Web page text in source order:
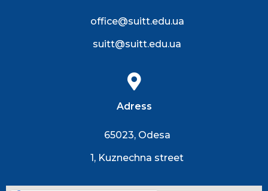
office@suitt.edu.ua
suitt@suitt.edu.ua
Adress
65023, Odesa
1, Kuznechna street